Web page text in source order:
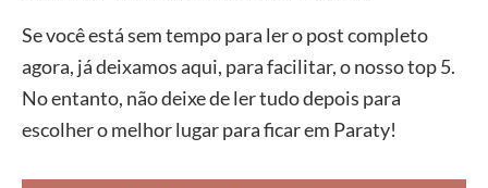
Se você está sem tempo para ler o post completo
agora, já deixamos aqui, para facilitar, o nosso top 5.
No entanto, não deixe de ler tudo depois para
escolher o melhor lugar para ficar em Paraty!